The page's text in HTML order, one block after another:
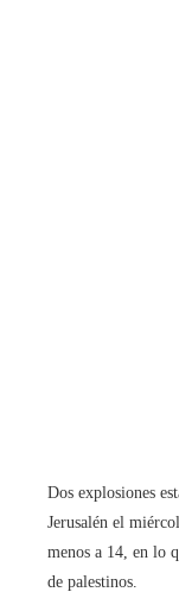
Dos explosiones
Jerusalén el
menos a 14, en lo
de palestinos.